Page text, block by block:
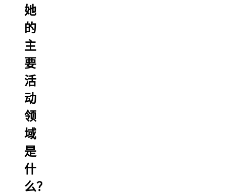
她
的
主
要
活
动
领
域
是
什
么？